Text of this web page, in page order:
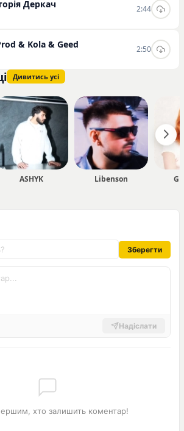
його треки доречними для
Geed на нашому сайті у зручному
Деркач 2:44
& Kola & Geed 2:50
Дивитись усі
ASHYK Libenson
Зберегти
Надіслати
хто залишить коментар!